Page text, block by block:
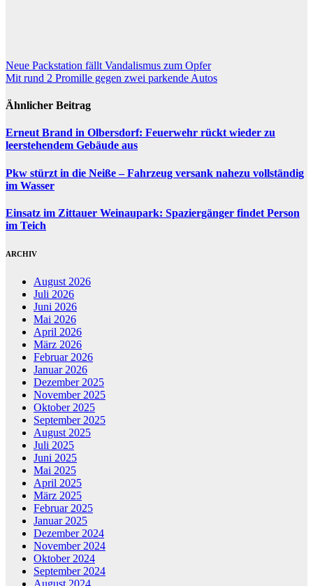
Beitragsnavigation
Neue Packstation fällt Vandalismus zum Opfer
Mit rund 2 Promille gegen zwei parkende Autos
Ähnlicher Beitrag
Erneut Brand in Olbersdorf: Feuerwehr rückt wieder zu
leerstehendem Gebäude aus
Pkw stürzt in die Neiße – Fahrzeug versank nahezu vollständig
im Wasser
Einsatz im Zittauer Weinaupark: Spaziergänger findet Person
im Teich
ARCHIV
August 2026
Juli 2026
Juni 2026
Mai 2026
April 2026
März 2026
Februar 2026
Januar 2026
Dezember 2025
November 2025
Oktober 2025
September 2025
August 2025
Juli 2025
Juni 2025
Mai 2025
April 2025
März 2025
Februar 2025
Januar 2025
Dezember 2024
November 2024
Oktober 2024
September 2024
August 2024